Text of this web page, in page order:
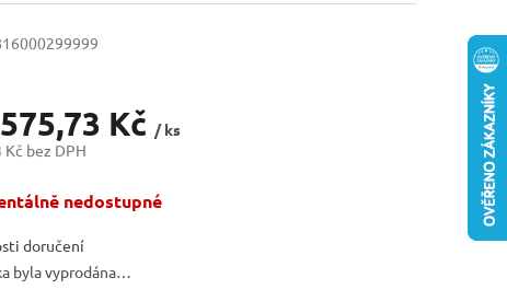
Kč / ks
Kč bez DPH
nedostupné
doručení
byla vyprodána…